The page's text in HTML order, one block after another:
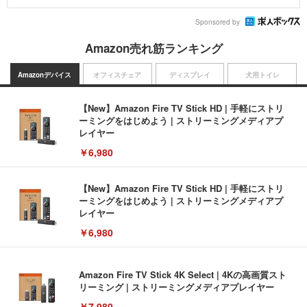
Sponsored by
Amazon売れ筋ランキング
Amazonデバイス
【New】Amazon Fire TV Stick HD | 手軽にストリ
ーミングをはじめよう | ストリーミングメディアプ
レイヤー
￥6,980
【New】Amazon Fire TV Stick HD | 手軽にストリ
ーミングをはじめよう | ストリーミングメディアプ
レイヤー
￥6,980
Amazon Fire TV Stick 4K Select | 4Kの高画質スト
リーミング | ストリーミングメディアプレイヤー
オフィスチェア ディスプレイ 犬用トイレ